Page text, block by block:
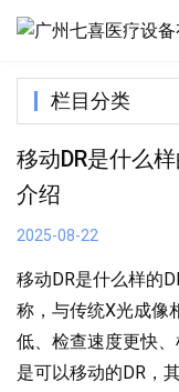
移动DR是什么
介绍
2025-08-22
移动DR是什么样的
称，与传统X光成像
低、检查速度更快
是可以移动的DR，
栏目分类